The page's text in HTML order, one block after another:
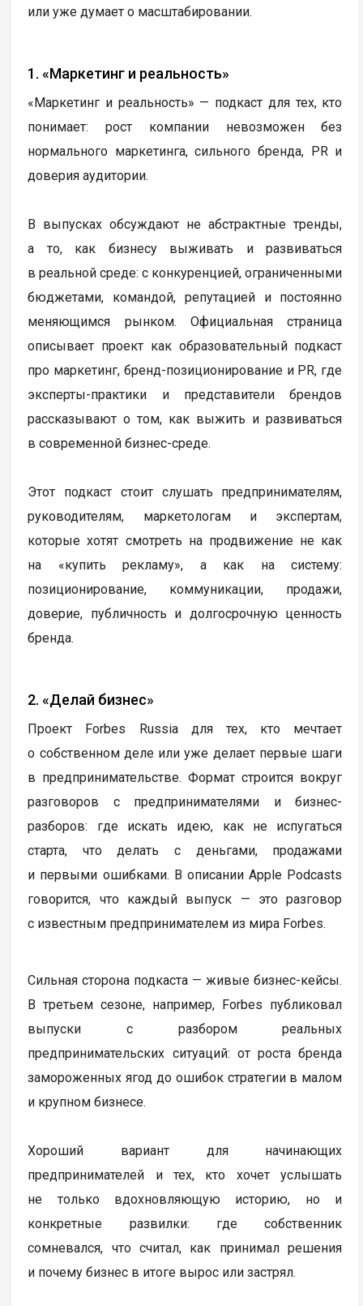
или уже думает о масштабировании.
1. «Маркетинг и реальность»
«Маркетинг и реальность» — подкаст для тех, кто
понимает: рост компании невозможен без
нормального маркетинга, сильного бренда, PR и
доверия аудитории.
В выпусках обсуждают не абстрактные тренды,
а то, как бизнесу выживать и развиваться
в реальной среде: с конкуренцией, ограниченными
бюджетами, командой, репутацией и постоянно
меняющимся рынком. Официальная страница
описывает проект как образовательный подкаст
про маркетинг, бренд-позиционирование и PR, где
эксперты-практики и представители брендов
рассказывают о том, как выжить и развиваться
в современной бизнес-среде.
Этот подкаст стоит слушать предпринимателям,
руководителям, маркетологам и экспертам,
которые хотят смотреть на продвижение не как
на «купить рекламу», а как на систему:
позиционирование, коммуникации, продажи,
доверие, публичность и долгосрочную ценность
бренда.
2. «Делай бизнес»
Проект Forbes Russia для тех, кто мечтает
о собственном деле или уже делает первые шаги
в предпринимательстве. Формат строится вокруг
разговоров с предпринимателями и бизнес-
разборов: где искать идею, как не испугаться
старта, что делать с деньгами, продажами
и первыми ошибками. В описании Apple Podcasts
говорится, что каждый выпуск — это разговор
с известным предпринимателем из мира Forbes.
Сильная сторона подкаста — живые бизнес-кейсы.
В третьем сезоне, например, Forbes публиковал
выпуски с разбором реальных
предпринимательских ситуаций: от роста бренда
замороженных ягод до ошибок стратегии в малом
и крупном бизнесе.
Хороший вариант для начинающих
предпринимателей и тех, кто хочет услышать
не только вдохновляющую историю, но и
конкретные развилки: где собственник
сомневался, что считал, как принимал решения
и почему бизнес в итоге вырос или застрял.